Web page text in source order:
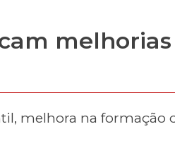
melhora na formação